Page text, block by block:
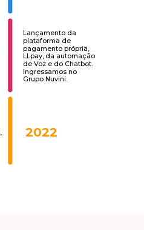
Lançamento da
plataforma de
pagamento própria,
LLpay, da automação
de Voz e do Chatbot.
Ingressamos no
Grupo Nuvini.
2022